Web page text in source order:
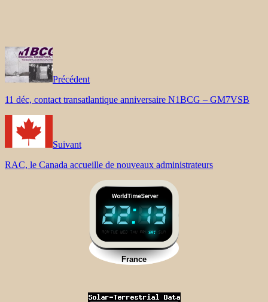
Précédent
11 déc, contact transatlantique anniversaire N1BCG – GM7VSB
Suivant
RAC, le Canada accueille de nouveaux administrateurs